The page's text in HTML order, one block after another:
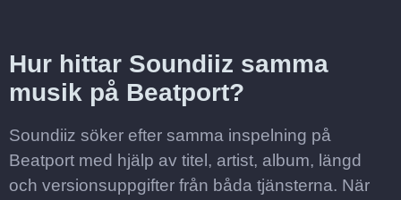
Hur hittar Soundiiz samma
musik på Beatport?
Soundiiz söker efter samma inspelning på
Beatport med hjälp av titel, artist, album, längd
och versionsuppgifter från båda tjänsterna. När